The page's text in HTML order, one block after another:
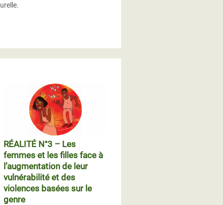
RÉALITÉ N°3 – Les
femmes et les filles face à
l’augmentation de leur
vulnérabilité et des
violences basées sur le
genre